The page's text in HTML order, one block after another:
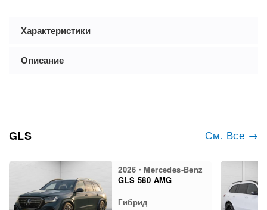
Характеристики
Описание
См. Все →
GLS
2026・Mercedes-Benz
GLS 580 AMG
Гибрид